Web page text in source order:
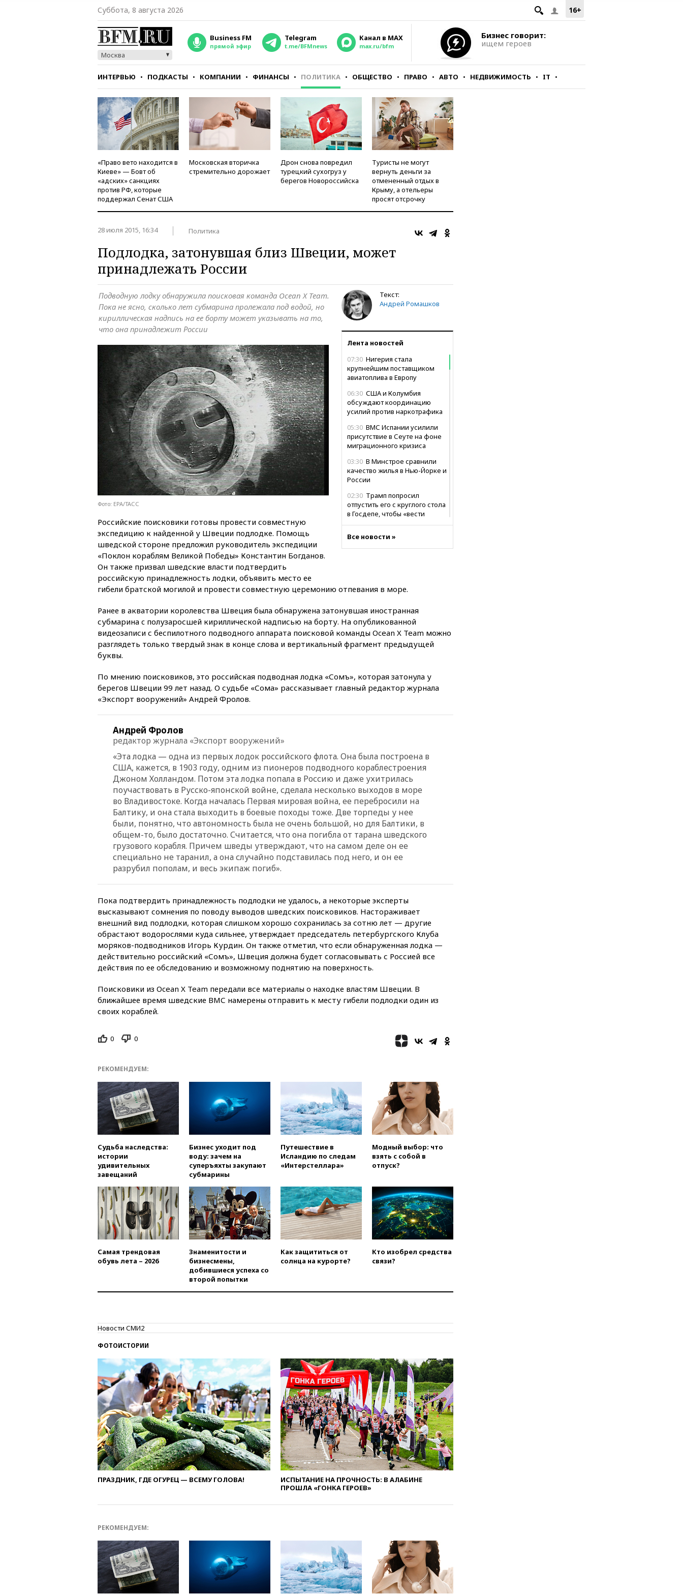
16+
Суббота, 8 августа 2026
Москва
Business FM
прямой эфир
Telegram
t.me/BFMnews
Канал в MAX
max.ru/bfm
Бизнес говорит:
ищем героев
ИНТЕРВЬЮ ПОДКАСТЫ КОМПАНИИ ФИНАНСЫ ПОЛИТИКА ОБЩЕСТВО ПРАВО АВТО НЕДВИЖИМОСТЬ IT
СТИЛЬ ТЕСТЫ
«Право вето находится в
Киеве» — Бовт об
«адских» санкциях
против РФ, которые
поддержал Сенат США
Московская вторичка
стремительно дорожает
Дрон снова повредил
турецкий сухогруз у
берегов Новороссийска
Туристы не могут
вернуть деньги за
отмененный отдых в
Крыму, а отельеры
просят отсрочку
28 июля 2015, 16:34 Политика
Подлодка, затонувшая близ Швеции, может
принадлежать России
Текст:
Андрей Ромашков
Лента новостей
07:30 Нигерия стала
крупнейшим поставщиком
авиатоплива в Европу
06:30 США и Колумбия
обсуждают координацию
усилий против наркотрафика
05:30 ВМС Испании усилили
присутствие в Сеуте на фоне
миграционного кризиса
03:30 В Минстрое сравнили
качество жилья в Нью-Йорке и
России
02:30 Трамп попросил
отпустить его с круглого стола
в Госдепе, чтобы «вести
01:35 Мигрант погиб при
попытке попасть из Марокко в
коррупции
объяснил экономическую
выгоду безвизового режима с
ЕС
вчера, 22:59На башню
скульптуру балерины
вчера, 22:45Литовец
огня США и Ирана
вчера, 22:15Три человека
получили ножевые ранения
при нападении в Чехии
вчера, 22:00Путин поручил
выделить средства на новые
РЛС для Белгородской
области
вчера, 21:56 The Atlantic: Маск
отказал Украине в
складе в Брянске возбудили
уголовное дело
вчера, 21:26Лидеры сборной
РФ по гимнастике получили
официальный отказ в визах от
Хорватии
вчера, 21:15
НЛО
вчера, 21:00На границе
Швыдкой:
«Интервидение» точно
беспилотников над Россией
вчера, 20:35Велосипедист
погиб при атаке FPV-дрона в
Белгородской области
заочно арестовали по делу о
финансировании
экстремизма
постановил остановить
строительство бального зала в
Белом доме
вчера, 20:15Сенат США
одобрил ужесточение
Ирана
впервые совершил
официальный визит в Сербию
вчера, 19:19Россиянка
погибла во Французских
Альпах
вчера, 19:00Открытое
горение на складе в Брянске
ликвидировано
вчера, 18:55Минобороны
отчиталось об ударах по двум
Черном море
вчера, 18:39
Два человека
погибли в результате удара
ВСУ по многоэтажке в Керчи
вчера, 18:25Беспилотник
атаковал турецкий сухогруз у
Все новости »
Подводную лодку обнаружила поисковая команда Ocean X Team.
Пока не ясно, сколько лет субмарина пролежала под водой, но
кириллическая надпись на ее борту может указывать на то,
что она принадлежит России
Фото: EPA/ТАСС
Российские поисковики готовы провести совместную
экспедицию к найденной у Швеции подлодке. Помощь
шведской стороне предложил руководитель экспедиции
«Поклон кораблям Великой Победы» Константин Богданов.
Он также призвал шведские власти подтвердить
российскую принадлежность лодки, объявить место ее
гибели братской могилой и провести совместную церемонию отпевания в море.
Ранее в акватории королевства Швеция была обнаружена затонувшая иностранная
субмарина c полузаросшей кириллической надписью на борту. На опубликованной
видеозаписи с беспилотного подводного аппарата поисковой команды Ocean X Team можно
разглядеть только твердый знак в конце слова и вертикальный фрагмент предыдущей
буквы.
По мнению поисковиков, это российская подводная лодка «Сомъ», которая затонула у
берегов Швеции 99 лет назад. О судьбе «Сома» рассказывает главный редактор журнала
«Экспорт вооружений» Андрей Фролов.
Андрей Фролов
редактор журнала «Экспорт вооружений»
«Эта лодка — одна из первых лодок российского флота. Она была построена в
США, кажется, в 1903 году, одним из пионеров подводного кораблестроения
Джоном Холландом. Потом эта лодка попала в Россию и даже ухитрилась
поучаствовать в Русско-японской войне, сделала несколько выходов в море
во Владивостоке. Когда началась Первая мировая война, ее перебросили на
Балтику, и она стала выходить в боевые походы тоже. Две торпеды у нее
были, понятно, что автономность была не очень большой, но для Балтики, в
общем-то, было достаточно. Считается, что она погибла от тарана шведского
грузового корабля. Причем шведы утверждают, что на самом деле он ее
специально не таранил, а она случайно подставилась под него, и он ее
разрубил пополам, и весь экипаж погиб».
Пока подтвердить принадлежность подлодки не удалось, а некоторые эксперты
высказывают сомнения по поводу выводов шведских поисковиков. Настораживает
внешний вид подлодки, которая слишком хорошо сохранилась за сотню лет — другие
обрастают водорослями куда сильнее, утверждает председатель петербургского Клуба
моряков-подводников Игорь Курдин. Он также отметил, что если обнаруженная лодка —
действительно российский «Сомъ», Швеция должна будет согласовывать с Россией все
действия по ее обследованию и возможному поднятию на поверхность.
Поисковики из Ocean X Team передали все материалы о находке властям Швеции. В
ближайшее время шведские ВМС намерены отправить к месту гибели подлодки один из
своих кораблей.
0 0
РЕКОМЕНДУЕМ:
Судьба наследства:
истории
удивительных
завещаний
Бизнес уходит под
воду: зачем на
суперъяхты закупают
субмарины
Путешествие в
Исландию по следам
«Интерстеллара»
Модный выбор: что
взять с собой в
отпуск?
Самая трендовая
обувь лета – 2026
Знаменитости и
бизнесмены,
добившиеся успеха со
второй попытки
Как защититься от
солнца на курорте?
Кто изобрел средства
связи?
Новости СМИ2
ФОТОИСТОРИИ
ПРАЗДНИК, ГДЕ ОГУРЕЦ — ВСЕМУ ГОЛОВА!
ИСПЫТАНИЕ НА ПРОЧНОСТЬ: В АЛАБИНЕ
ПРОШЛА «ГОНКА ГЕРОЕВ»
РЕКОМЕНДУЕМ: